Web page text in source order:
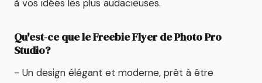
à vos idées les plus audacieuses.
Qu'est-ce que le Freebie Flyer de Photo Pro
Studio?
- Un design élégant et moderne, prêt à être